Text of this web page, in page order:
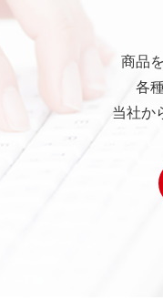
商品
各
当社か